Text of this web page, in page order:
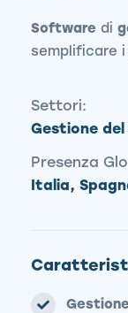
Software di
semplificare
Settori:
Gestione del
Presenza
Italia,